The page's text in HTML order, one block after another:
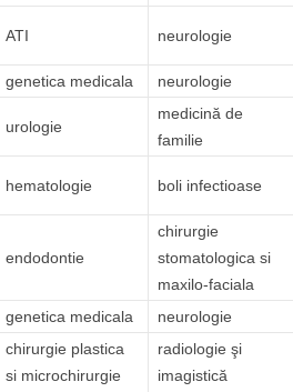
ATI neurologie
genetica medicala
neurologie
urologie
medicină de
familie
hematologie boli infectioase
endodontie
chirurgie
stomatologica si
maxilo-faciala
genetica medicala neurologie
chirurgie plastica
si microchirurgie
radiologie şi
imagistică